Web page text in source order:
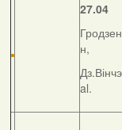
27.04
н,
al.